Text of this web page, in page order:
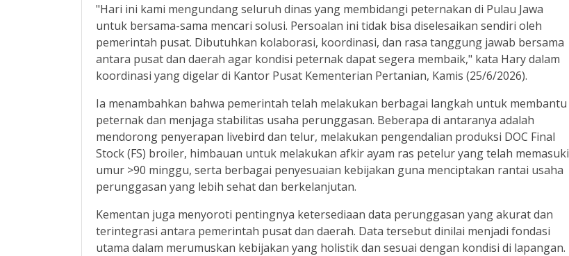
"Hari ini kami mengundang seluruh dinas yang membidangi peternakan di Pulau Jawa
untuk bersama-sama mencari solusi. Persoalan ini tidak bisa diselesaikan sendiri oleh
pemerintah pusat. Dibutuhkan kolaborasi, koordinasi, dan rasa tanggung jawab bersama
antara pusat dan daerah agar kondisi peternak dapat segera membaik," kata Hary dalam
koordinasi yang digelar di Kantor Pusat Kementerian Pertanian, Kamis (25/6/2026).
Ia menambahkan bahwa pemerintah telah melakukan berbagai langkah untuk membantu
peternak dan menjaga stabilitas usaha perunggasan. Beberapa di antaranya adalah
mendorong penyerapan livebird dan telur, melakukan pengendalian produksi DOC Final
Stock (FS) broiler, himbauan untuk melakukan afkir ayam ras petelur yang telah memasuki
umur >90 minggu, serta berbagai penyesuaian kebijakan guna menciptakan rantai usaha
perunggasan yang lebih sehat dan berkelanjutan.
Kementan juga menyoroti pentingnya ketersediaan data perunggasan yang akurat dan
terintegrasi antara pemerintah pusat dan daerah. Data tersebut dinilai menjadi fondasi
utama dalam merumuskan kebijakan yang holistik dan sesuai dengan kondisi di lapangan.